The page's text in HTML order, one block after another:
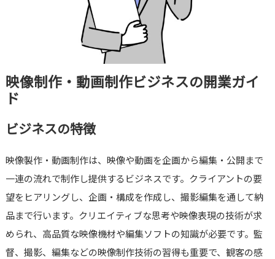
映像制作・動画制作ビジネスの開業ガイ
ド
ビジネスの特徴
映像製作・動画制作は、映像や動画を企画から編集・公開まで
一連の流れで制作し提供するビジネスです。クライアントの要
望をヒアリングし、企画・構成を作成し、撮影編集を通して納
品まで行います。クリエイティブな思考や映像表現の技術が求
められ、高品質な映像機材や編集ソフトの知識が必要です。監
督、撮影、編集などの映像制作技術の習得も重要で、観客の感